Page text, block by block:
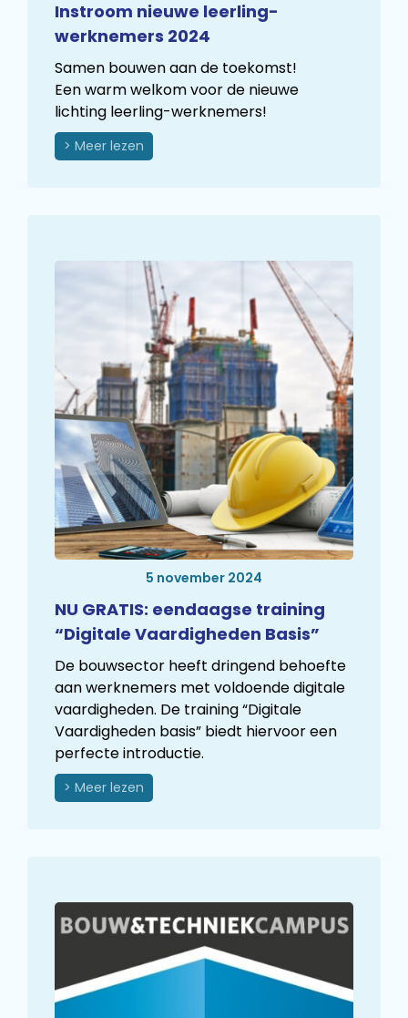
Instroom nieuwe leerling-
werknemers 2024
Samen bouwen aan de toekomst!
Een warm welkom voor de nieuwe
lichting leerling-werknemers!
> Meer lezen
NU GRATIS: eendaagse training
“Digitale Vaardigheden Basis”
5 november 2024
De bouwsector heeft dringend behoefte
aan werknemers met voldoende digitale
vaardigheden. De training “Digitale
Vaardigheden basis” biedt hiervoor een
perfecte introductie.
> Meer lezen